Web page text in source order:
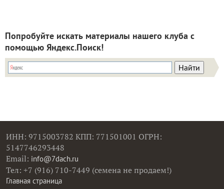
Попробуйте искать материалы нашего клуба с
помощью Яндекс.Поиск!
ИНН: 9715003782 КПП: 771501001 ОГРН:
5147746293448
Email: info@7dach.ru
Тел: +7 (916) 710-7449 (семена не продаем!)
Главная страница